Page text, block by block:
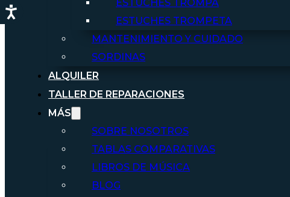
ESTUCHES TROMPA
ESTUCHES TROMPETA
MANTENIMIENTO Y CUIDADO
SORDINAS
ALQUILER
TALLER DE REPARACIONES
MÁS
SOBRE NOSOTROS
TABLAS COMPARATIVAS
LIBROS DE MÚSICA
BLOG